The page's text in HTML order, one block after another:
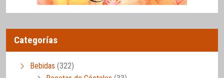
Categorías
Bebidas (322)